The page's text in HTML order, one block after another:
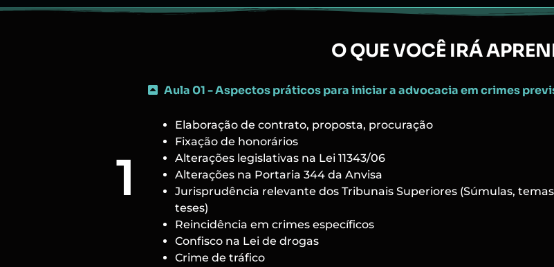
O QUE VOCÊ IRÁ
1
Aula 01 - Aspectos práticos para iniciar a advocacia em crimes
Elaboração de contrato, proposta, procuração
Fixação de honorários
Alterações legislativas na Lei 11343/06
Alterações na Portaria 344 da Anvisa
Jurisprudência relevante dos Tribunais Superiores (Súmulas,
teses)
Reincidência em crimes específicos
Confisco na Lei de drogas
Crime de tráfico